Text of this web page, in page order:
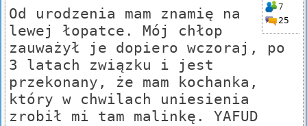
7
25
Od urodzenia mam znamię na
lewej łopatce. Mój chłop
zauważył je dopiero wczoraj, po
3 latach związku i jest
przekonany, że mam kochanka,
który w chwilach uniesienia
zrobił mi tam malinkę. YAFUD